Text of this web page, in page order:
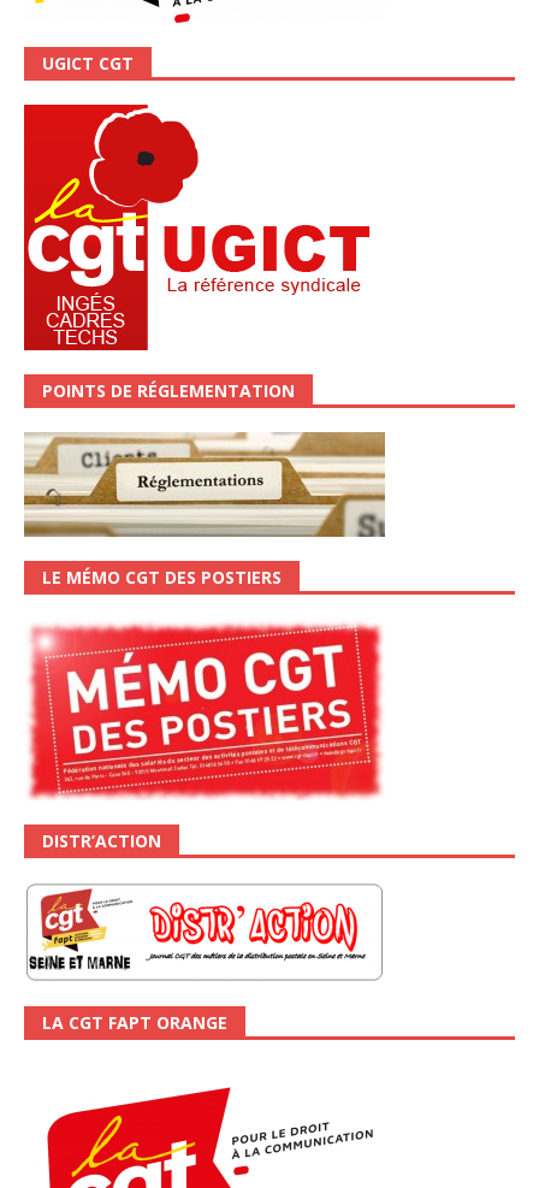
UGICT CGT
POINTS DE RÉGLEMENTATION
LE MÉMO CGT DES POSTIERS
DISTR’ACTION
LA CGT FAPT ORANGE